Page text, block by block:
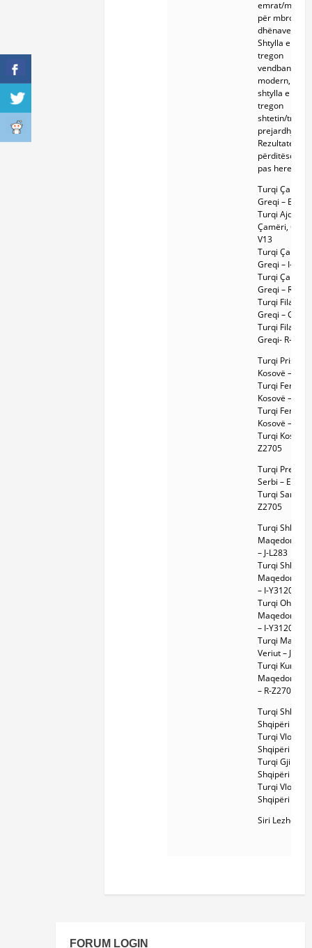
emrat/
për
dhënave
Shtylla e parë
tregon
vendbanimin
modern,
shtylla e dytë
tregon
shtetin/
prejardhjes.
Rezultatet do
përditësohen
pas here.
Turqi Çamëri,
Greqi – E-V13
Turqi Ajdonat,
Çamëri,
V13
Turqi Çamëri,
Greqi – I-
Turqi Çamëri,
Greqi – R-
Turqi Filat,
Greqi – G-
Turqi Filat,
Greqi- R-
Turqi
Kosovë – E-
Turqi Ferizaj,
Kosovë – E-
Turqi Ferizaj,
Kosovë – I-
Turqi Kosovë
Z2705
Turqi
Serbi – E-V13
Turqi
Z2705
Turqi Shkup,
Maqedoni e
– J-L283
Turqi Shkup,
Maqedoni e
– I-Y3120
Turqi Ohër,
Maqedoni e
– I-Y3120
Turqi
Veriut – J-L283
Turqi
Maqedoni e
– R-Z2705
Turqi
Shqipëri – R-
Turqi Vlorë,
Shqipëri – E-
Turqi
Shqipëri – J-
Turqi Vlorë,
Shqipëri – I-
Siri Lezhë – J-
FORUM LOGIN